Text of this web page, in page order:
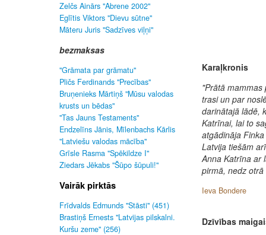
Zelčs Ainārs "Abrene 2002"
Eglītis Viktors "Dievu sūtne"
Māteru Juris "Sadzīves viļņi"
bezmaksas
"Grāmata par grāmatu"
Pličs Ferdinands "Precības"
Bruņenieks Mārtiņš "Mūsu valodas
krusts un bēdas"
"Tas Jauns Testaments"
Endzelīns Jānis, Mīlenbachs Kārlis
"Latviešu valodas mācība"
Grīsle Rasma "Spēkildze I"
Ziedars Jēkabs "Šūpo šūpuli!"
Vairāk pirktās
Frīdvalds Edmunds "Stāsti" (451)
Brastiņš Ernests "Latvijas pilskalni.
Kuršu zeme" (256)
Karaļkronis
"Prātā mammas
trasi un par
darinātajā lādē,
Katrīnai, lai to
atgādināja
Latvija tiešām
Anna Katrīna ar
pirmā, nedz
Ieva Bondere
Dzīvības